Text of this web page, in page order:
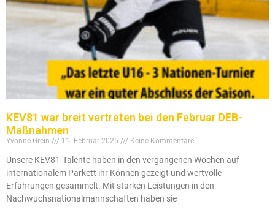
KEV81 war breit vertreten bei den Februar DEB-
Maßnahmen
Yvonne Grein 11. Februar 2025 Keine Kommentare
Unsere KEV81-Talente haben in den vergangenen Wochen auf
internationalem Parkett ihr Können gezeigt und wertvolle
Erfahrungen gesammelt. Mit starken Leistungen in den
Nachwuchsnationalmannschaften haben sie